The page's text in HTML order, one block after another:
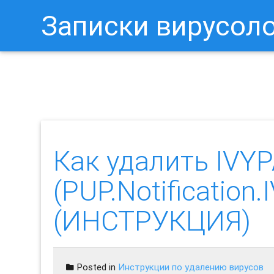
Записки
Как удалить
(ИНСТРУКЦИЯ)
Posted in Инструкции по удалению вирусов